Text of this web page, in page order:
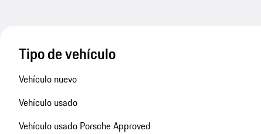
Tipo de vehículo
Vehículo nuevo
Vehículo usado
Vehículo usado Porsche Approved